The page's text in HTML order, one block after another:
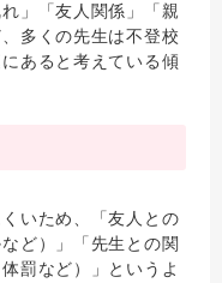
」「友人関係」「親
多くの先生は不登校
あると考えている傾
いため、「友人との
ど）」「先生との関
罰など）」というよ